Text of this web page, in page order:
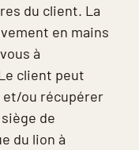
du client. La
en mains
à
client peut
et/ou récupérer
de
du lion à